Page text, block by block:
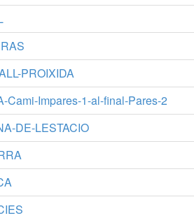
PROIXIDA
Cami-Impares-1-al-final-Pares-2
DE-LESTACIO